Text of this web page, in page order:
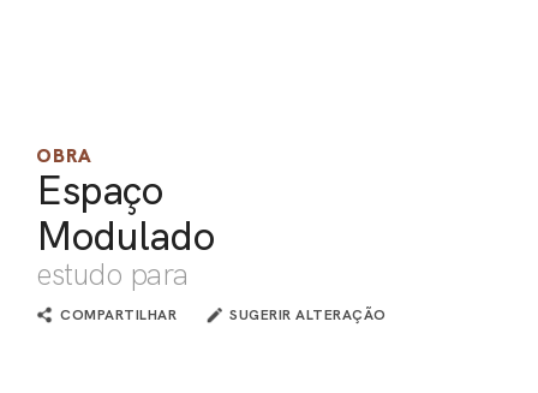
OBRA
Espaço
Modulado
estudo para
COMPARTILHAR SUGERIR ALTERAÇÃO